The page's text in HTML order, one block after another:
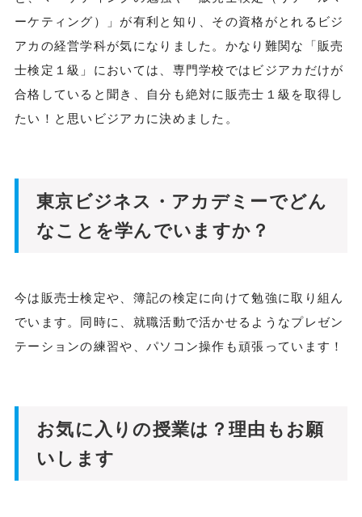
ーケティング）」が有利と知り、その資格がとれるビジ
アカの経営学科が気になりました。かなり難関な「販売
士検定１級」においては、専門学校ではビジアカだけが
合格していると聞き、自分も絶対に販売士１級を取得し
たい！と思いビジアカに決めました。
東京ビジネス・アカデミーでどん
なことを学んでいますか？
今は販売士検定や、簿記の検定に向けて勉強に取り組ん
でいます。同時に、就職活動で活かせるようなプレゼン
テーションの練習や、パソコン操作も頑張っています！
お気に入りの授業は？理由もお願
いします